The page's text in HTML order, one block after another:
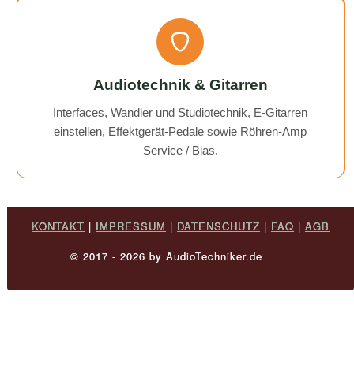
Audiotechnik & Gitarren
Interfaces, Wandler und Studiotechnik, E-Gitarren
einstellen, Effektgerät-Pedale sowie Röhren-Amp
Service / Bias.
KONTAKT | IMPRESSUM | DATENSCHUTZ | FAQ | AGB
© 2017 - 2026 by AudioTechniker.de